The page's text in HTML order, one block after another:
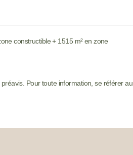
constructible + 1515 m² en zone
Pour toute information, se référer au